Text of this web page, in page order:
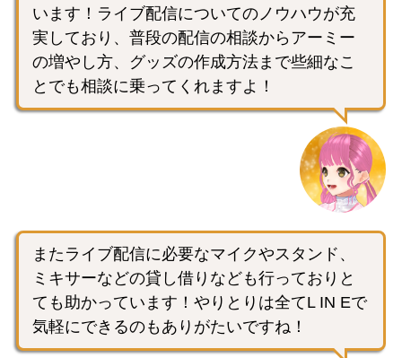
います！ライブ配信についてのノウハウが充
実しており、普段の配信の相談からアーミー
の増やし方、グッズの作成方法まで些細なこ
とでも相談に乗ってくれますよ！
またライブ配信に必要なマイクやスタンド、
ミキサーなどの貸し借りなども行っておりと
ても助かっています！やりとりは全てL IN Eで
気軽にできるのもありがたいですね！